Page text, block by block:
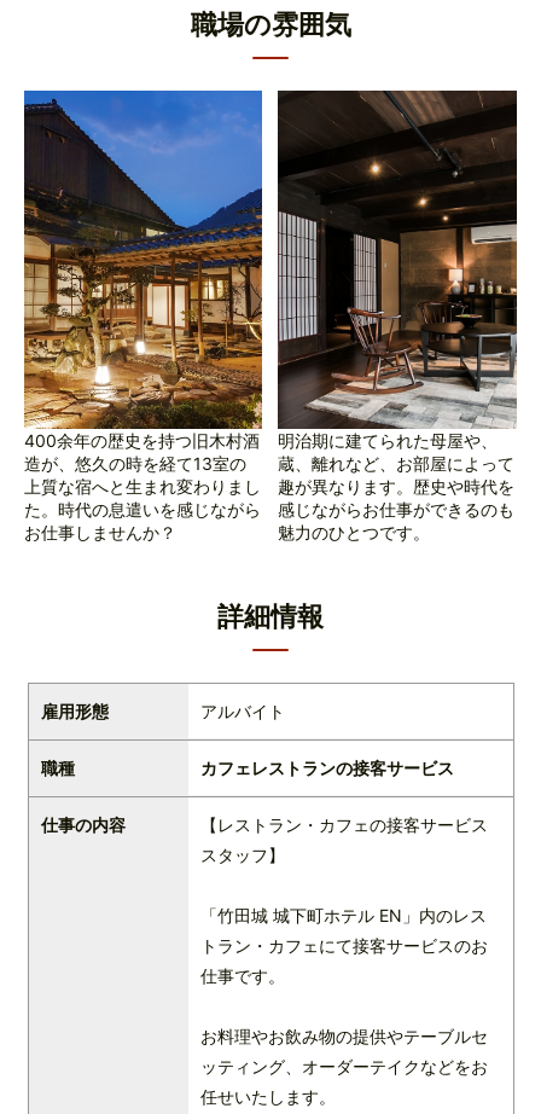
職場の雰囲気
400余年の歴史を持つ旧木村酒
造が、悠久の時を経て13室の
上質な宿へと生まれ変わりまし
た。時代の息遣いを感じながら
お仕事しませんか？
明治期に建てられた母屋や、
蔵、離れなど、お部屋によって
趣が異なります。歴史や時代を
感じながらお仕事ができるのも
魅力のひとつです。
詳細情報
雇用形態 アルバイト
職種 カフェレストランの接客サービス
仕事の内容
【レストラン・カフェの接客サービス
スタッフ】
「⽵⽥城 城下町ホテル EN」内のレス
トラン・カフェにて接客サービスのお
仕事です。
お料理やお飲み物の提供やテーブルセ
ッティング、オーダーテイクなどをお
任せいたします。